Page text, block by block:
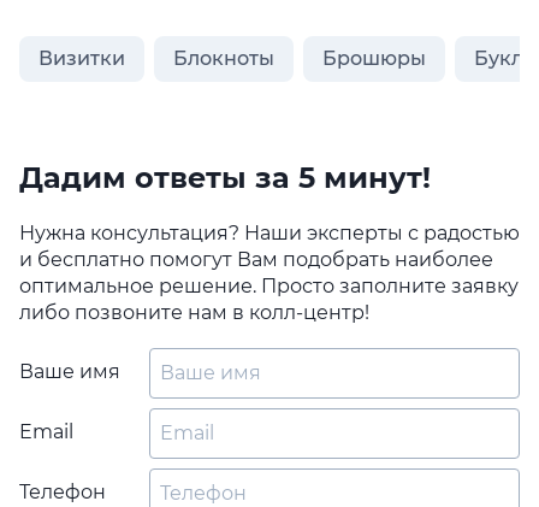
Визитки Блокноты Брошюры
Дадим ответы за 5 минут!
Нужна консультация? Наши эксперты с радостью
и бесплатно помогут Вам подобрать наиболее
оптимальное решение. Просто заполните заявку
либо позвоните нам в колл-центр!
Ваше имя
Email
Телефон